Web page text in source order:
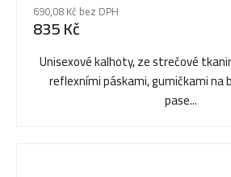
690,08 Kč bez DPH
835 Kč
Unisexové kalhoty, ze strečové
reflexními páskami, gumičkami na
pase...